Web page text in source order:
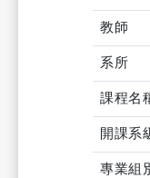
教師
系所
課程名
開課系
專業組